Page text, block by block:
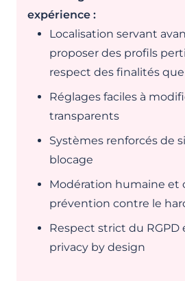
expérience :
Localisation servant
proposer des profils
respect des finalités
Réglages faciles à
transparents
Systèmes renforcés de
blocage
Modération humaine et
prévention contre le
Respect strict du RGPD
privacy by design